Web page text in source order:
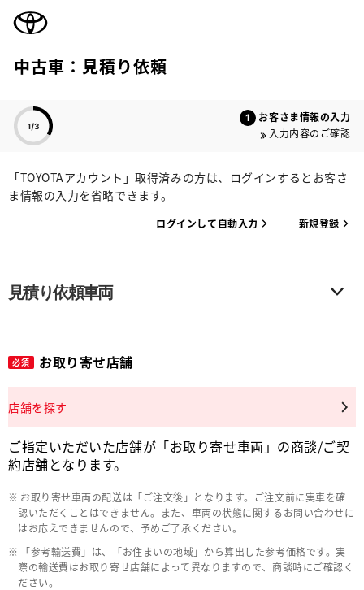
中古車：見積り依頼
お客さま情報の入力
入力内容のご確認
「TOYOTAアカウント」取得済みの方は、ログインするとお客さ
ま情報の入力を省略できます。
ログインして自動入力 新規登録
見積り依頼車両
必須 お取り寄せ店舗
店舗を探す
ご指定いただいた店舗が「お取り寄せ車両」の商談/ご契
約店舗となります。
お取り寄せ車両の配送は「ご注文後」となります。ご注文前に実車を確
認いただくことはできません。また、車両の状態に関するお問い合わせに
はお応えできませんので、予めご了承ください。
「参考輸送費」は、「お住まいの地域」から算出した参考価格です。実
際の輸送費はお取り寄せ店舗によって異なりますので、商談時にご確認く
ださい。